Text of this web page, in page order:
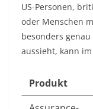
US-Personen,
oder Menschen
besonders
aussieht, kann
Produkt